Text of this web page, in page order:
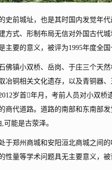
前城址，也是其时国内发觉年代
方式、形制布局无信对外国古代
主要的意义，被评为1995年度全国
镇小双桥、岳岗、于庄三个天然
冶铜相关文化遗存，以及青铜器
岁首年月，考前人员对小双
商代道路。道路的南部和东南部
能是古荥泽。
郑州商城和安阳洹北商城之间
性量等学术问题具无主要意义，被